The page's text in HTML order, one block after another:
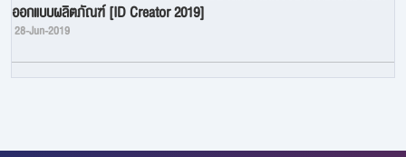
ออกแบบผลิตภัณฑ์ [ID Creator 2019]
28-Jun-2019